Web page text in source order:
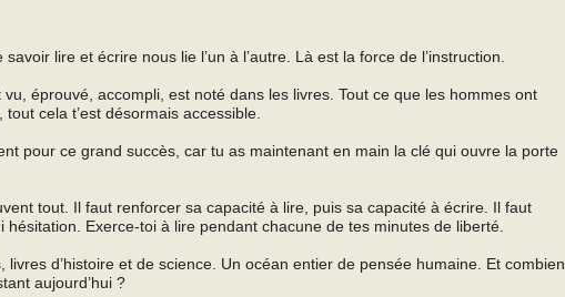
lire et écrire nous lie l’un à l’autre. Là est la force de l’instruction.
éprouvé, accompli, est noté dans les livres. Tout ce que les hommes ont
cela t’est désormais accessible.
pour ce grand succès, car tu as maintenant en main la clé qui ouvre la porte
tout. Il faut renforcer sa capacité à lire, puis sa capacité à écrire. Il faut
Exerce-toi à lire pendant chacune de tes minutes de liberté.
d’histoire et de science. Un océan entier de pensée humaine. Et combien
aujourd’hui ?